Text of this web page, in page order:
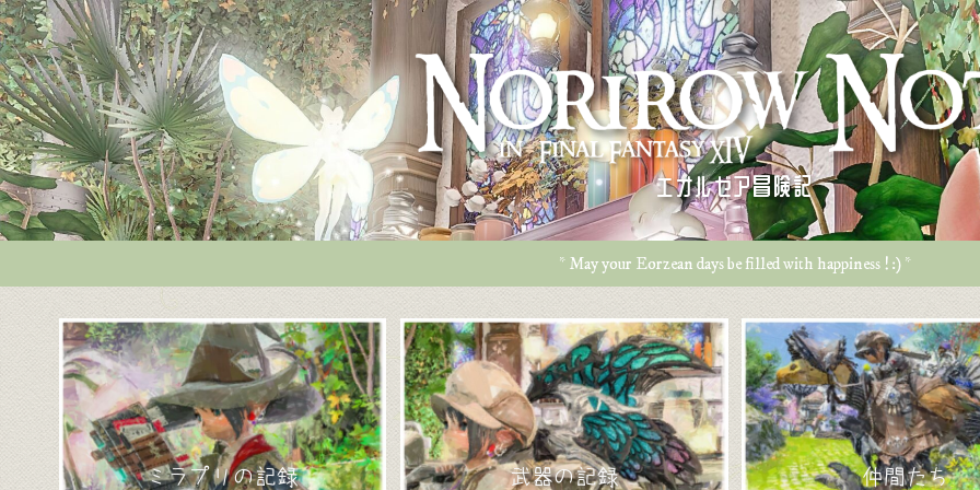
エオルゼア冒険記
* May your Eorzean days be filled with happiness ! :) *
ミラプリの記録 武器の記録 仲間たち